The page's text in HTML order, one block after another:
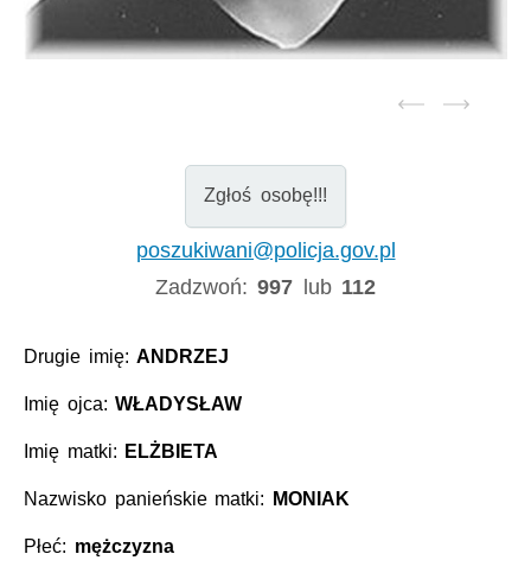
Zgłoś osobę!!!
poszukiwani@policja.gov.pl
Zadzwoń:997 lub 112
Drugie imię:ANDRZEJ
Imię ojca:WŁADYSŁAW
Imię matki: ELŻBIETA
Nazwisko panieńskie matki: MONIAK
Płeć: mężczyzna